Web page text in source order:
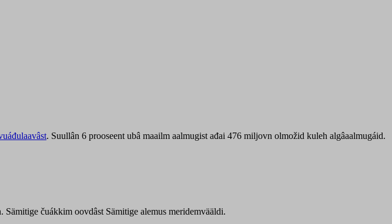
. Suullân 6 prooseent ubâ maailm aalmugist ađai 476 miljovn olmožid kuleh algâaalmugáid.
čuákkim oovdâst Sämitige alemus meridemvääldi.